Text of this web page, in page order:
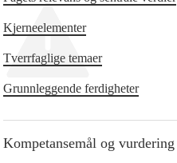
Kjerneelementer
Tverrfaglige temaer
Grunnleggende ferdigheter
Kompetansemål og vurdering